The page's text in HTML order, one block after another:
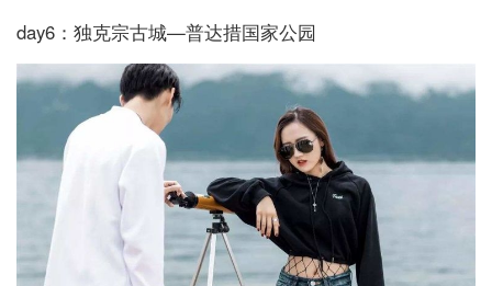
day6：独克宗古城—普达措国家公园